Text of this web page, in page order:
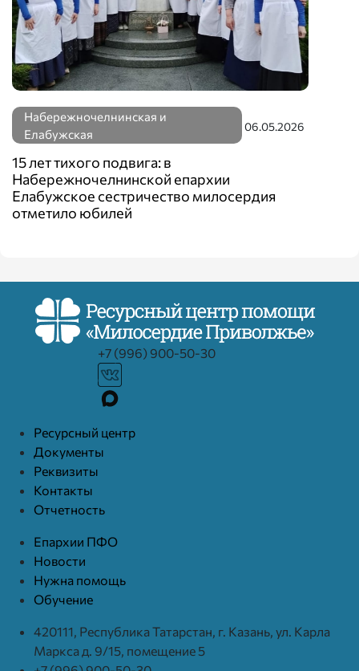
Набережночелнинская и
Елабужская
06.05.2026
15 лет тихого подвига: в
Набережночелнинской епархии
Елабужское сестричество милосердия
отметило юбилей
+7 (996) 900-50-30
Ресурcный центр
Документы
Реквизиты
Контакты
Отчетность
Епархии ПФО
Новости
Нужна помощь
Обучение
420111, Республика Татарстан, г. Казань, ул. Карла
Маркса д. 9/15, помещение 5